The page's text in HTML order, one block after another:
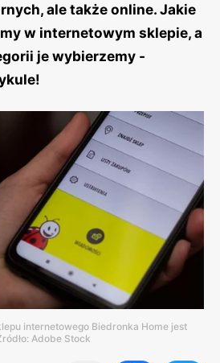
ale także online. Jakie
w internetowym sklepie, a
je wybierzemy -
internetowego Biedronka Home jest
Adobe Stock